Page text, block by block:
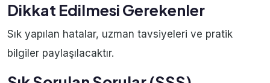
Dikkat Edilmesi Gerekenler
Sık yapılan hatalar, uzman tavsiyeleri ve pratik
bilgiler paylaşılacaktır.